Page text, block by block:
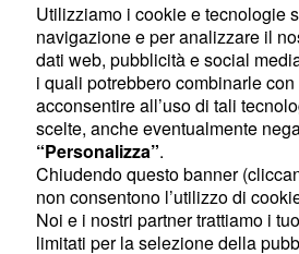
Ha dichiarato: “Illavoroha avuto
risposta pop a tutto quello che mi
Ha rivelato, inoltre, che mentre
quando sta girando un film,
Utilizziamo i cookie e tecnologie
navigazione e per analizzare il
dati web, pubblicità e social
i quali potrebbero combinarle
acconsentire all’uso di tali
scelte, anche eventualmente
“Personalizza”.
Chiudendo questo banner
non consentono l’utilizzo di
Noi e i nostri partner trattiamo i
limitati per la selezione della